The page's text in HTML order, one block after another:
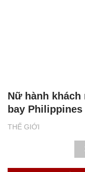
THẾ GIỚI
Nữ hành
bay